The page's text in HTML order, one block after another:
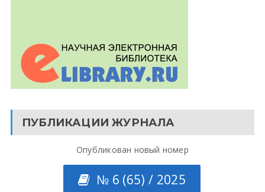
ПУБЛИКАЦИИ ЖУРНАЛА
Опубликован новый номер
№ 6 (65) / 2025